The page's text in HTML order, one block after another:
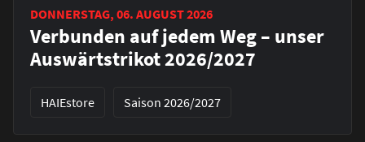
DONNERSTAG, 06. AUGUST 2026
Verbunden auf jedem Weg – unser
Auswärtstrikot 2026/2027
HAIEstore Saison 2026/2027